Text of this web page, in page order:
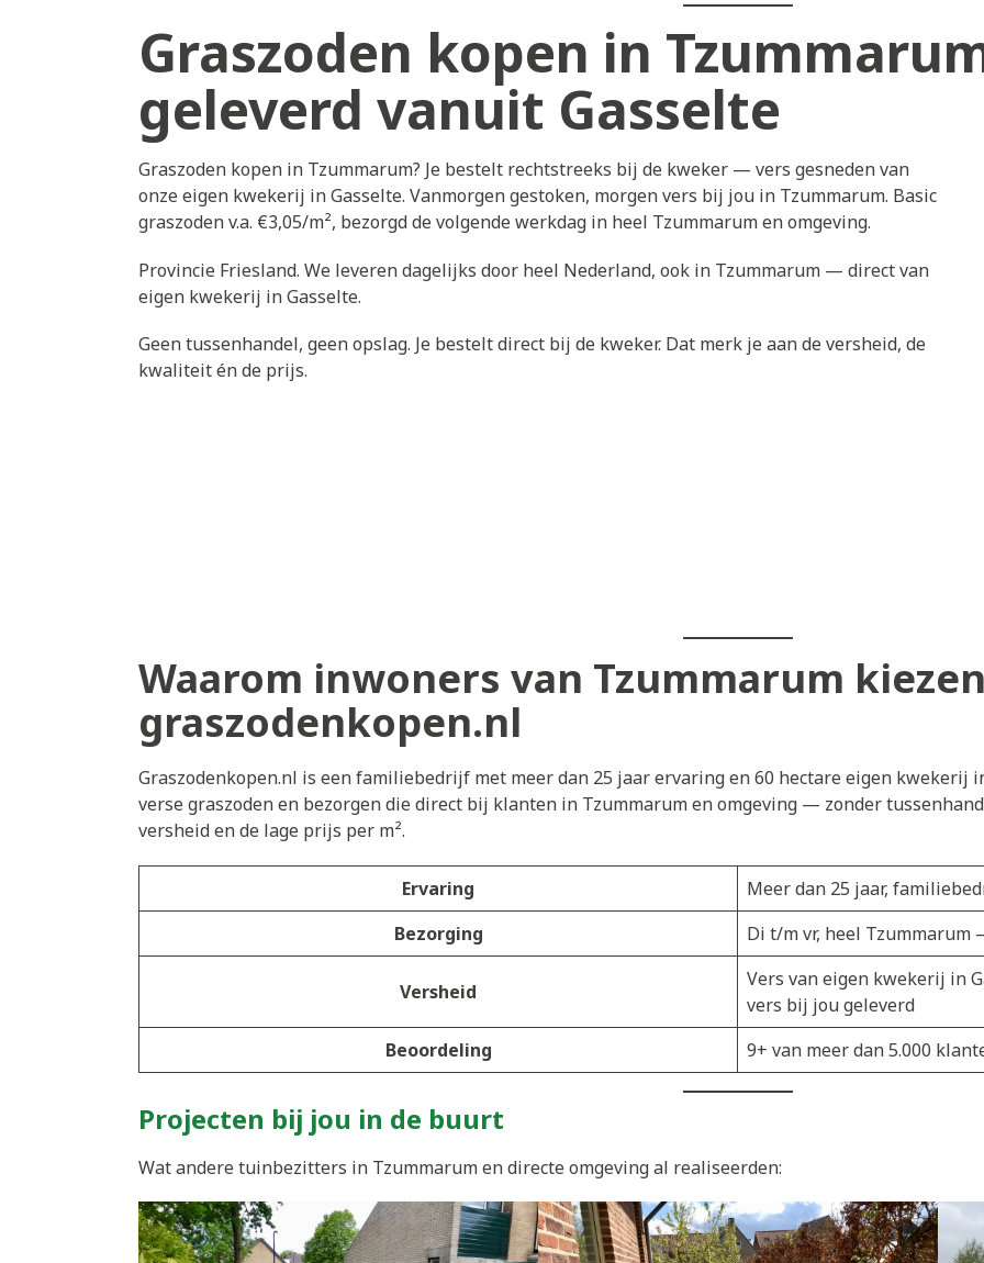
Graszoden kopen in
geleverd vanuit Gasselte
Graszoden kopen in Tzummarum? Je bestelt rechtstreeks bij de kweker — vers gesneden van
onze eigen kwekerij in Gasselte. Vanmorgen gestoken, morgen vers bij jou in Tzummarum. Basic
graszoden v.a. €3,05/m², bezorgd de volgende werkdag in heel Tzummarum en omgeving.
Provincie Friesland. We leveren dagelijks door heel Nederland, ook in Tzummarum — direct van
eigen kwekerij in Gasselte.
Geen tussenhandel, geen opslag. Je bestelt direct bij de kweker. Dat merk je aan de versheid, de
kwaliteit én de prijs.
Waarom inwoners van Tzummarum
graszodenkopen.nl
Graszodenkopen.nl is een familiebedrijf met meer dan 25 jaar ervaring en 60 hectare eigen kwekerij
verse graszoden en bezorgen die direct bij klanten in Tzummarum en omgeving — zonder
versheid en de lage prijs per m².
Ervaring
Meer dan 25 jaar,
Bezorging
Di t/m vr, heel Tzummarum
Versheid
Vers van eigen kwekerij in
vers bij jou geleverd
Beoordeling
9+ van meer dan 5.000
Projecten bij jou in de buurt
Wat andere tuinbezitters in Tzummarum en directe omgeving al realiseerden: